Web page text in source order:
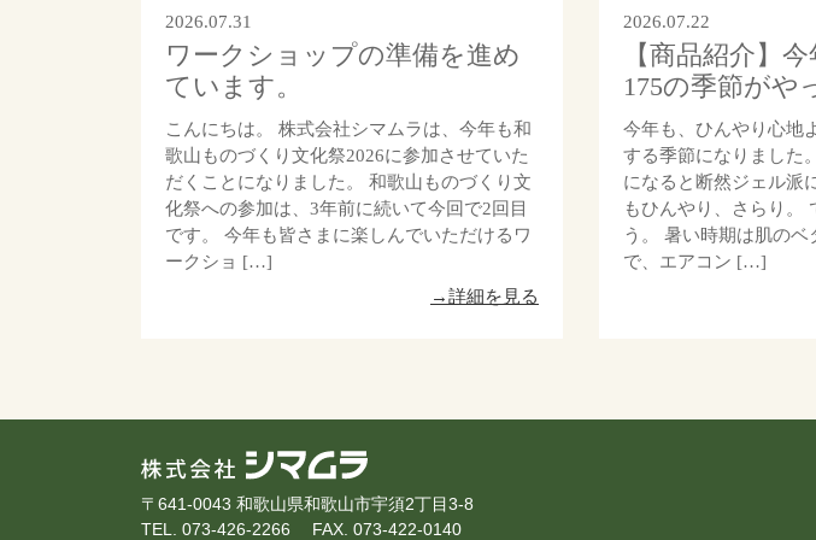
2026.07.31
ワークショップの準備を進め
ています。
こんにちは。 株式会社シマムラは、今年も和
歌山ものづくり文化祭2026に参加させていた
だくことになりました。 和歌山ものづくり文
化祭への参加は、3年前に続いて今回で2回目
です。 今年も皆さまに楽しんでいただけるワ
ークショ […]
→詳細を見る
2026.07.22
【商品紹介】
175の季節がや
今年も、ひんやり心地
する季節になりました
になると断然ジェル派
もひんやり、さらり。
う。 暑い時期は肌の
で、エアコン […]
〒641-0043 和歌山県和歌山市宇須2丁目3-8
TEL. 073-426-2266
FAX. 073-422-0140